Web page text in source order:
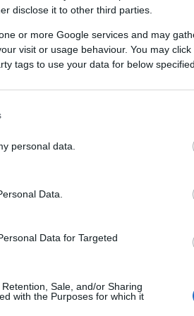
disclose it to other third parties.
or more Google services and may
visit or usage behaviour. You may
tags to use your data for below
personal data.
Data.
Data for Targeted
Sale, and/or Sharing
with the Purposes for which it
SÜTI BEÁLLÍTÁSOK